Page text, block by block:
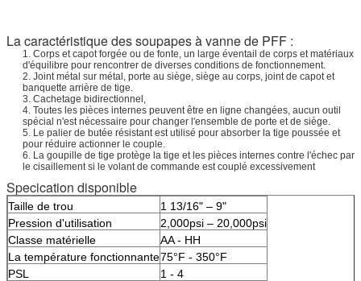
La caractéristique des soupapes à vanne de PFF :
1. Corps et capot forgée ou de fonte, un large éventail de corps et matériaux
d'équilibre pour rencontrer de diverses conditions de fonctionnement.
2. Joint métal sur métal, porte au siège, siège au corps, joint de capot et
banquette arrière de tige.
3. Cachetage bidirectionnel,
4. Toutes les pièces internes peuvent être en ligne changées, aucun outil
spécial n'est nécessaire pour changer l'ensemble de porte et de siège.
5. Le palier de butée résistant est utilisé pour absorber la tige poussée et
pour réduire actionner le couple.
6. La goupille de tige protège la tige et les pièces internes contre l'échec par
le cisaillement si le volant de commande est couplé excessivement
Specication disponible
Taille de trou
1 13/16" – 9"
Pression d'utilisation
2,000psi – 20,000psi
Classe matérielle
AA - HH
La température fonctionnante75°F - 350°F
PSL
1 - 4